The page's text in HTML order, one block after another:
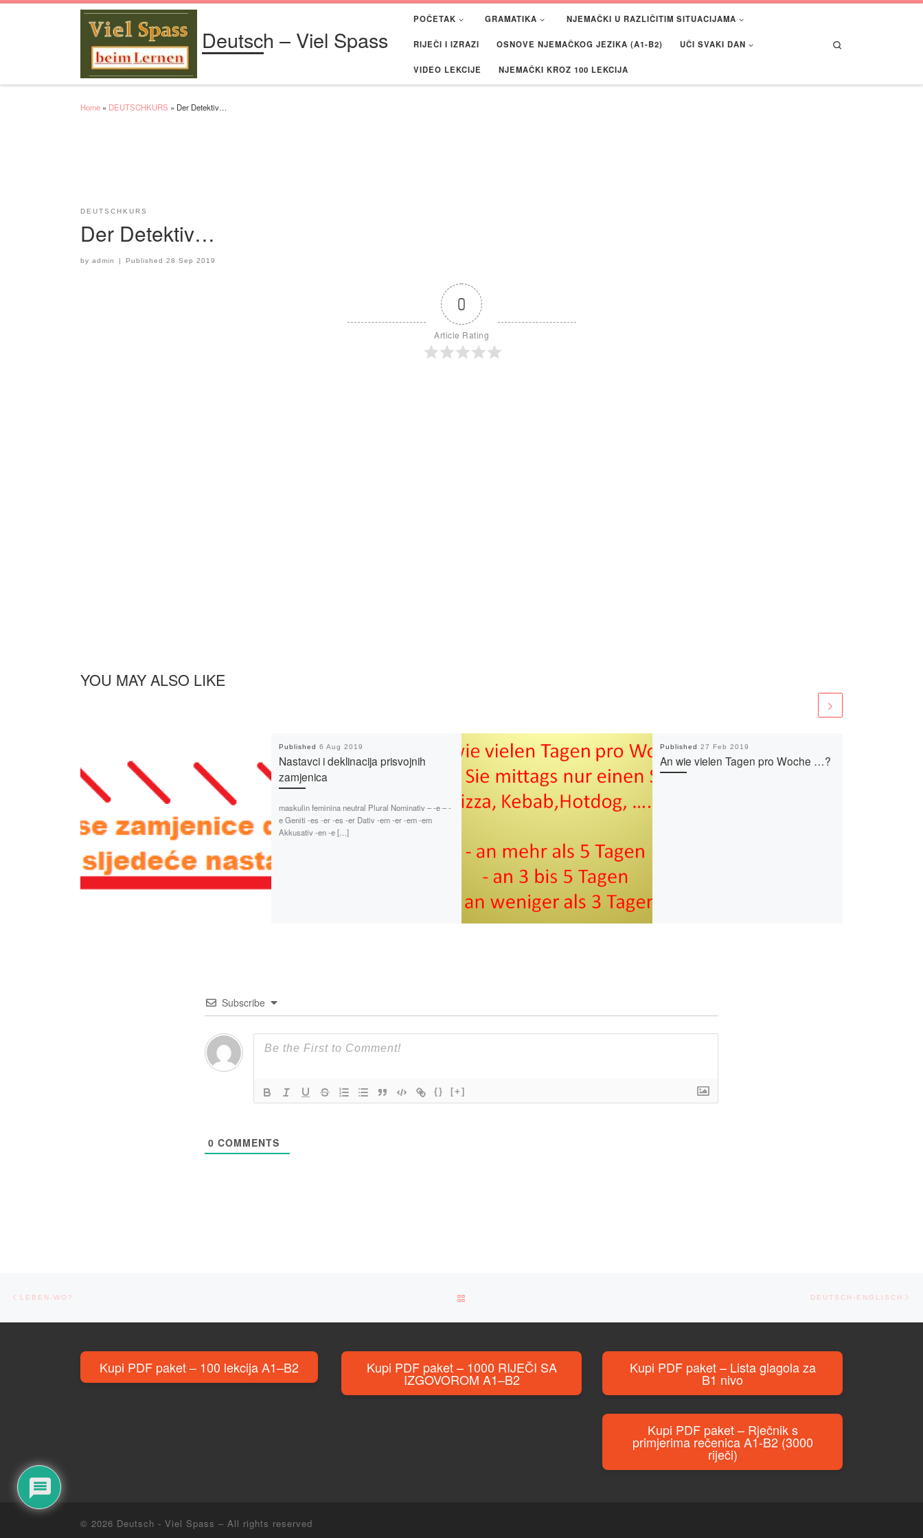
Deutsch – Viel Spass
POČETAK GRAMATIKA NJEMAČKI U RAZLIČITIM SITUACIJAMA
RIJEČI I IZRAZI OSNOVE NJEMAČKOG JEZIKA (A1-B2) UČI SVAKI DAN
VIDEO LEKCIJE NJEMAČKI KROZ 100 LEKCIJA
Home » DEUTSCHKURS » Der Detektiv…
DEUTSCHKURS
Der Detektiv…
by admin | Published28 Sep 2019
0
Article Rating
YOU MAY ALSO LIKE
Published 6 Aug 2019
Nastavci i deklinacija prisvojnih
zamjenica
maskulin feminina neutral Plural Nominativ – -e – -
e Geniti -es -er -es -er Dativ -em -er -em -em
Akkusativ -en -e […]
Published 27 Feb 2019
An wie vielen Tagen pro Woche …?
Subscribe
{} [+]
0 COMMENTS
Post navigation
LEBEN-WO? DEUTSCH-ENGLISCH
Kupi PDF paket – 100 lekcija A1–B2 Kupi PDF paket – 1000 RIJEČI SA
IZGOVOROM A1–B2
Kupi PDF paket – Lista glagola za
B1 nivo
Kupi PDF paket – Rječnik s
primjerima rečenica A1-B2 (3000
riječi)
© 2026 Deutsch - Viel Spass – All rights reserved